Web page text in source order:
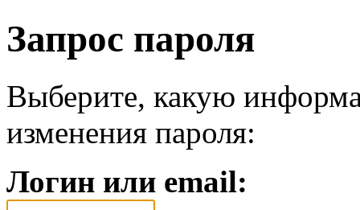
Запрос пароля
Выберите, какую
изменения пароля:
Логин или email: